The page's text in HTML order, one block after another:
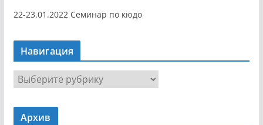
22-23.01.2022 Семинар по кюдо
Навигация
Н
в
Архив